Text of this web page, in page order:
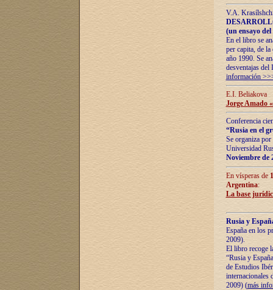
V.A.
(un ensayo
En el libro se
per capita, de
año 1990. Se
desventajas
información
E.I. Beliakova
Jorge Amado
Conferencia
“Rusia en el
Se organiza
Universidad
Noviembre de
En vísperas de
Argentina:
La base
Rusia y
España en los
2009).
El libro recoge
“Rusia y
de Estudios
internacionales
2009) (más